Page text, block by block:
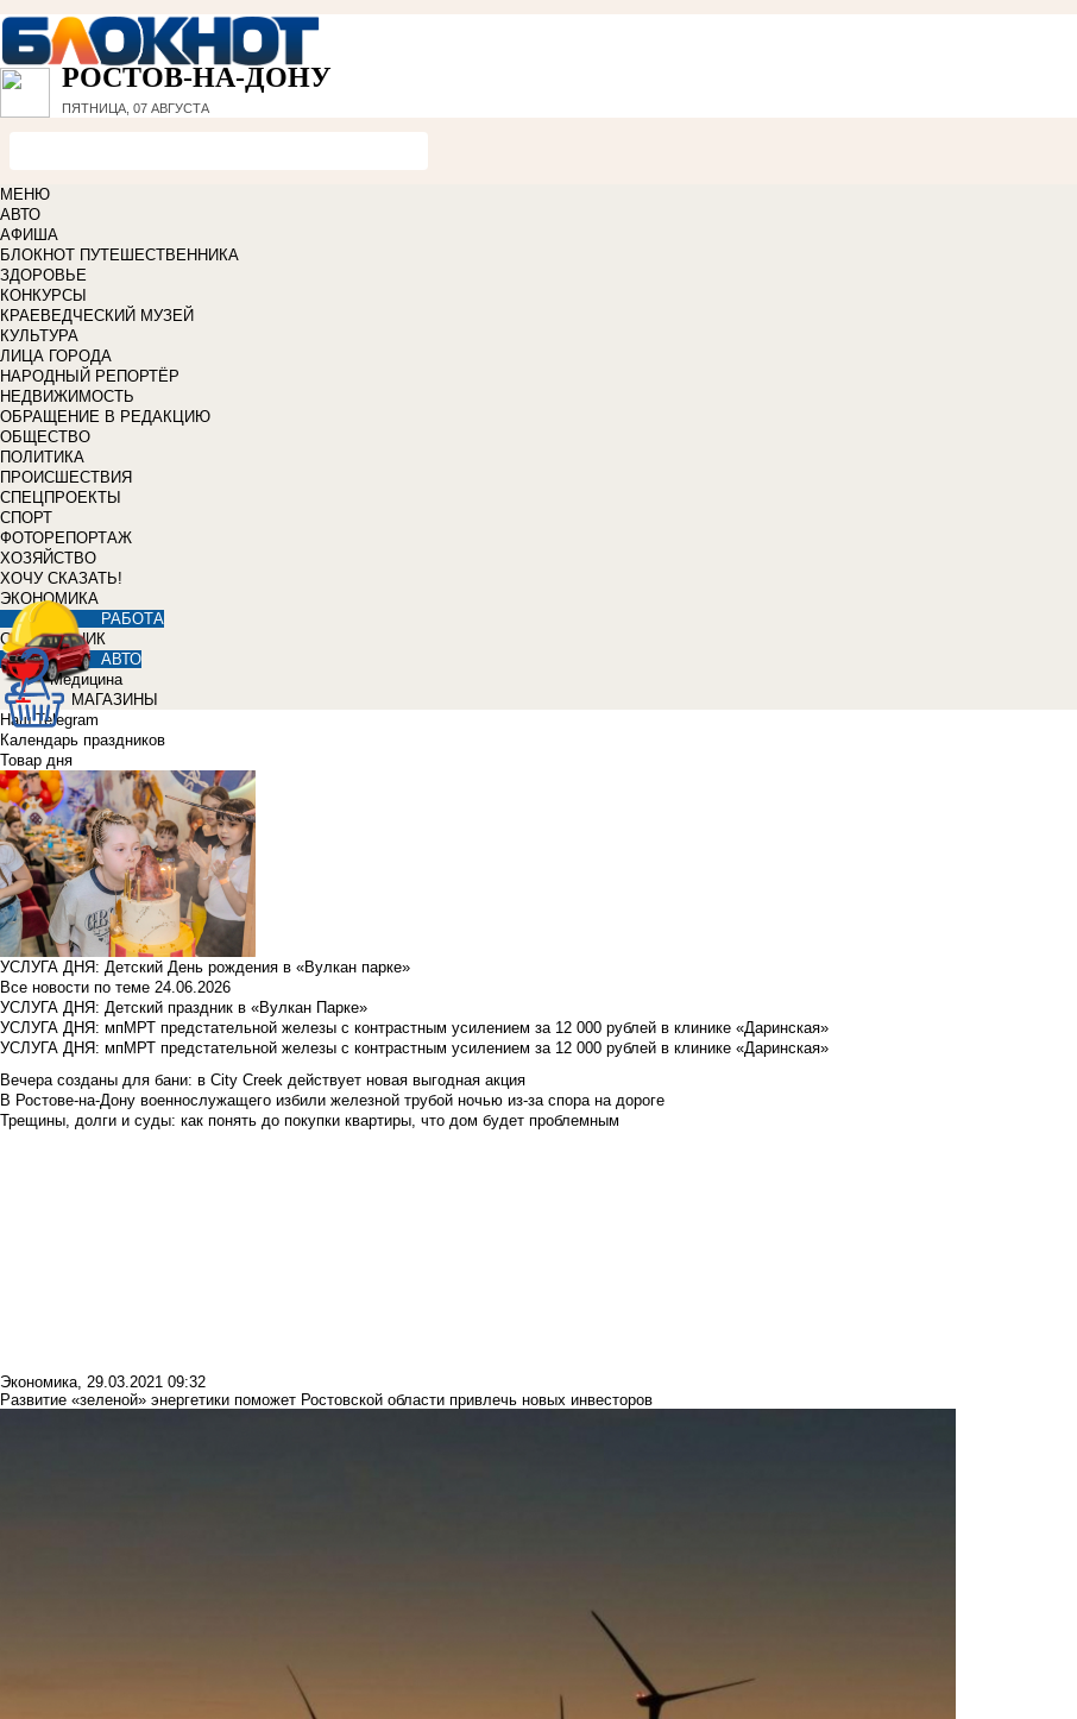
РОСТОВ-НА-ДОНУ
ПЯТНИЦА, 07 АВГУСТА
МЕНЮ
АВТО
АФИША
БЛОКНОТ ПУТЕШЕСТВЕННИКА
ЗДОРОВЬЕ
КОНКУРСЫ
КРАЕВЕДЧЕСКИЙ МУЗЕЙ
КУЛЬТУРА
ЛИЦА ГОРОДА
НАРОДНЫЙ РЕПОРТЁР
НЕДВИЖИМОСТЬ
ОБРАЩЕНИЕ В РЕДАКЦИЮ
ОБЩЕСТВО
ПОЛИТИКА
ПРОИСШЕСТВИЯ
СПЕЦПРОЕКТЫ
СПОРТ
ФОТОРЕПОРТАЖ
ХОЗЯЙСТВО
ХОЧУ СКАЗАТЬ!
ЭКОНОМИКА
РАБОТА
СПРАВОЧНИК
АВТО
Медицина
МАГАЗИНЫ
Наш Telegram
Календарь праздников
Товар дня
УСЛУГА ДНЯ: Детский День рождения в «Вулкан парке»
Все новости по теме 24.06.2026
УСЛУГА ДНЯ: Детский праздник в «Вулкан Парке»
УСЛУГА ДНЯ: мпМРТ предстательной железы с контрастным усилением за 12 000 рублей в клинике «Даринская»
УСЛУГА ДНЯ: мпМРТ предстательной железы с контрастным усилением за 12 000 рублей в клинике «Даринская»
Вечера созданы для бани: в City Creek действует новая выгодная акция
В Ростове-на-Дону военнослужащего избили железной трубой ночью из-за спора на дороге
Трещины, долги и суды: как понять до покупки квартиры, что дом будет проблемным
Экономика, 29.03.2021 09:32
Развитие «зеленой» энергетики поможет Ростовской области привлечь новых инвесторов